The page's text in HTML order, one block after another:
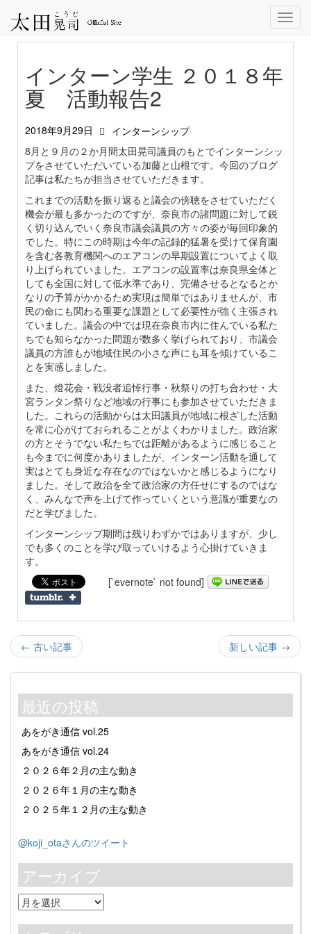
インターン学生 ２０１８年
夏 活動報告2
2018年9月29日 インターンシップ
8月と９月の２か月間太田晃司議員のもとでインターンシッ
プをさせていただいている加藤と山根です。今回のブログ
記事は私たちが担当させていただきます。
これまでの活動を振り返ると議会の傍聴をさせていただく
機会が最も多かったのですが、奈良市の諸問題に対して鋭
く切り込んでいく奈良市議会議員の方々の姿が毎回印象的
でした。特にこの時期は今年の記録的猛暑を受けて保育園
を含む各教育機関へのエアコンの早期設置についてよく取
り上げられていました。エアコンの設置率は奈良県全体と
しても全国に対して低水準であり、完備させるとなるとか
なりの予算がかかるため実現は簡単ではありませんが、市
民の命にも関わる重要な課題として必要性が強く主張され
ていました。議会の中では現在奈良市内に住んでいる私た
ちでも知らなかった問題が数多く挙げられており、市議会
議員の方誰もが地域住民の小さな声にも耳を傾けているこ
とを実感しました。
また、燈花会・戦没者追悼行事・秋祭りの打ち合わせ・大
宮ランタン祭りなど地域の行事にも参加させていただきま
した。これらの活動からは太田議員が地域に根ざした活動
を常に心がけておられることがよくわかりました。政治家
の方とそうでない私たちでは距離があるように感じること
も今までに何度かありましたが、インターン活動を通して
実はとても身近な存在なのではないかと感じるようになり
ました。そして政治を全て政治家の方任せにするのではな
く、みんなで声を上げて作っていくという意識が重要なの
だと学びました。
インターンシップ期間は残りわずかではありますが、少し
でも多くのことを学び取っていけるよう心掛けていきま
す。
[`evernote` not found]
← 古い記事 新しい記事 →
最近の投稿
あをがき通信 vol.25
あをがき通信 vol.24
２０２６年２月の主な動き
２０２６年１月の主な動き
２０２５年１２月の主な動き
@koji_otaさんのツイート
アーカイブ
ア
ー
カ